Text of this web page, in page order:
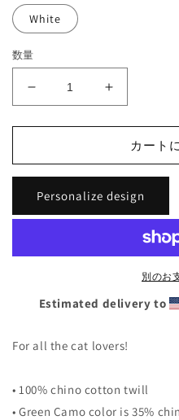
White
数量
Customizable
Cat
Mom/Dad
の
量
を
ら
Cat
Mom/Dad
の
量
を
や
カート
Personalize design
別のお
Estimated delivery to
For all the cat lovers!
• 100% chino cotton twill
• Green Camo color is 35%